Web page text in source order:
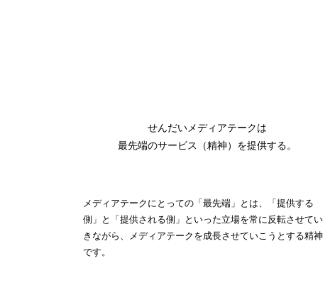
せんだいメディアテークは
最先端のサービス（精神）を提供する。
メディアテークにとっての「最先端」とは、「提供する
側」と「提供される側」といった立場を常に反転させてい
きながら、メディアテークを成長させていこうとする精神
です。